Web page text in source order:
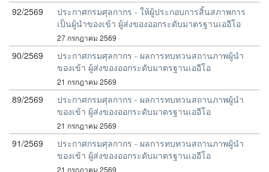
92/2569
ประกาศกรมศุลกากร - ให้ผู้ประกอบการสิ้นสภาพการ
เป็นผู้นำของเข้า ผู้ส่งของออกระดับมาตรฐานเออีโอ
27 กรกฎาคม 2569
90/2569
ประกาศกรมศุลกากร - ผลการทบทวนสถานภาพผู้นำ
ของเข้า ผู้ส่งของออกระดับมาตรฐานเออีโอ
21 กรกฎาคม 2569
89/2569
ประกาศกรมศุลกากร - ผลการทบทวนสถานภาพผู้นำ
ของเข้า ผู้ส่งของออกระดับมาตรฐานเออีโอ
21 กรกฎาคม 2569
91/2569
ประกาศกรมศุลกากร - ผลการทบทวนสถานภาพผู้นำ
ของเข้า ผู้ส่งของออกระดับมาตรฐานเออีโอ
21 กรกฎาคม 2569